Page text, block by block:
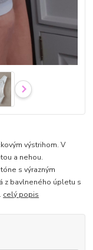
výstrihom. V
a nehou.
s výrazným
z bavlneného úpletu s
celý popis